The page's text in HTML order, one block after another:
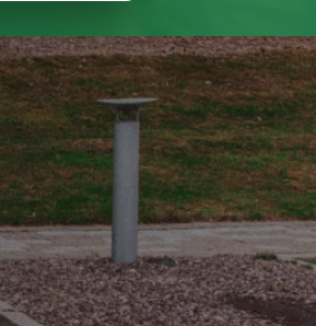
Retour à la liste des métiers
Confidentialité - Service proposé par ViteUnDevis.com-